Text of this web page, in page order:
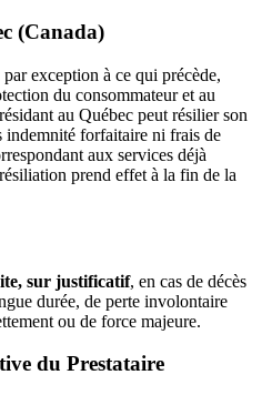
(Canada)
exception à ce qui précède,
du consommateur et au
au Québec peut résilier son
indemnité forfaitaire ni frais de
aux services déjà
prend effet à la fin de la
sur justificatif, en cas de décès
durée, de perte involontaire
ou de force majeure.
du Prestataire